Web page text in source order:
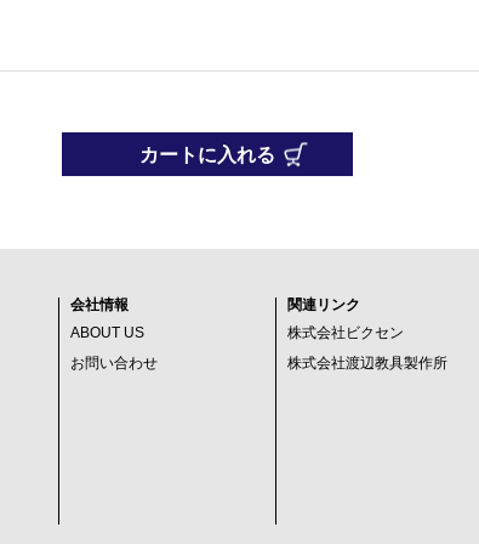
カートに入れる
会社情報
ABOUT US
お問い合わせ
関連リンク
株式会社ビクセン
株式会社渡辺教具製作所